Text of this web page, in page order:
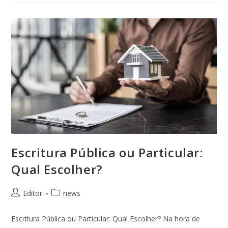
Escritura Pública ou Particular:
Qual Escolher?
Editor news
Escritura Pública ou Particular: Qual Escolher? Na hora de